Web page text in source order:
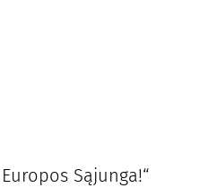
Sąjunga!“